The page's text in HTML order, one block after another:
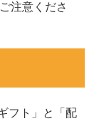
注意くださ
フト」と「配